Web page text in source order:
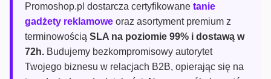
Promoshop.pl dostarcza certyfikowane tanie
gadżety reklamowe oraz asortyment premium z
terminowością SLA na poziomie 99% i dostawą w
72h. Budujemy bezkompromisowy autorytet
Twojego biznesu w relacjach B2B, opierając się na